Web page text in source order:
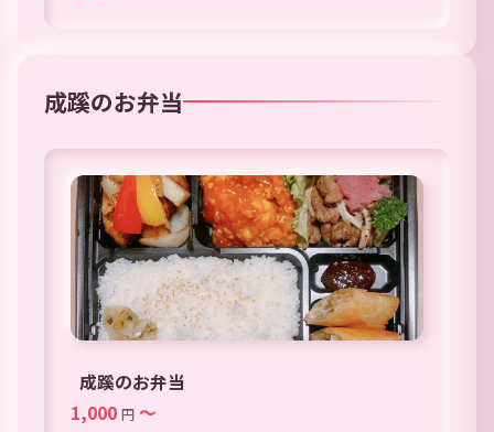
成蹊のお弁当
成蹊のお弁当
1,000 円 ～